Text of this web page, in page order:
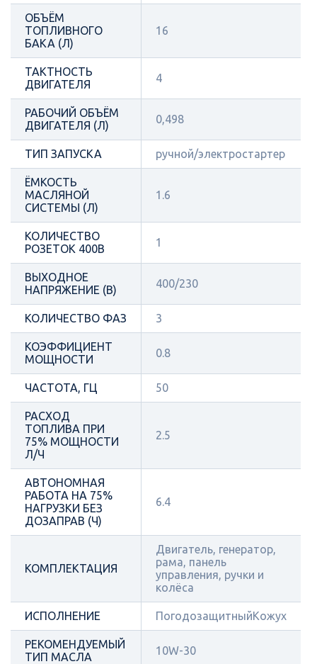
ОБЪЁМ
ТОПЛИВНОГО
БАКА (Л)
16
ТАКТНОСТЬ
ДВИГАТЕЛЯ
4
РАБОЧИЙ ОБЪЁМ
ДВИГАТЕЛЯ (Л)
0,498
ТИП ЗАПУСКА ручной/электростартер
ЁМКОСТЬ
МАСЛЯНОЙ
СИСТЕМЫ (Л)
1.6
КОЛИЧЕСТВО
РОЗЕТОК 400В
1
ВЫХОДНОЕ
НАПРЯЖЕНИЕ (В)
400/230
КОЛИЧЕСТВО ФАЗ 3
КОЭФФИЦИЕНТ
МОЩНОСТИ
0.8
ЧАСТОТА, ГЦ 50
РАСХОД
ТОПЛИВА ПРИ
75% МОЩНОСТИ
Л/Ч
2.5
АВТОНОМНАЯ
РАБОТА НА 75%
НАГРУЗКИ БЕЗ
ДОЗАПРАВ (Ч)
6.4
КОМПЛЕКТАЦИЯ
Двигатель, генератор,
рама, панель
управления, ручки и
колёса
ИСПОЛНЕНИЕ ПогодозащитныйКожух
РЕКОМЕНДУЕМЫЙ
ТИП МАСЛА
10W-30